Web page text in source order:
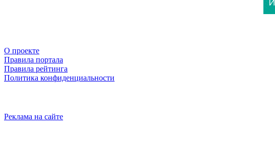
О проекте
Правила портала
Правила рейтинга
Политика конфиденциальности
Реклама на сайте